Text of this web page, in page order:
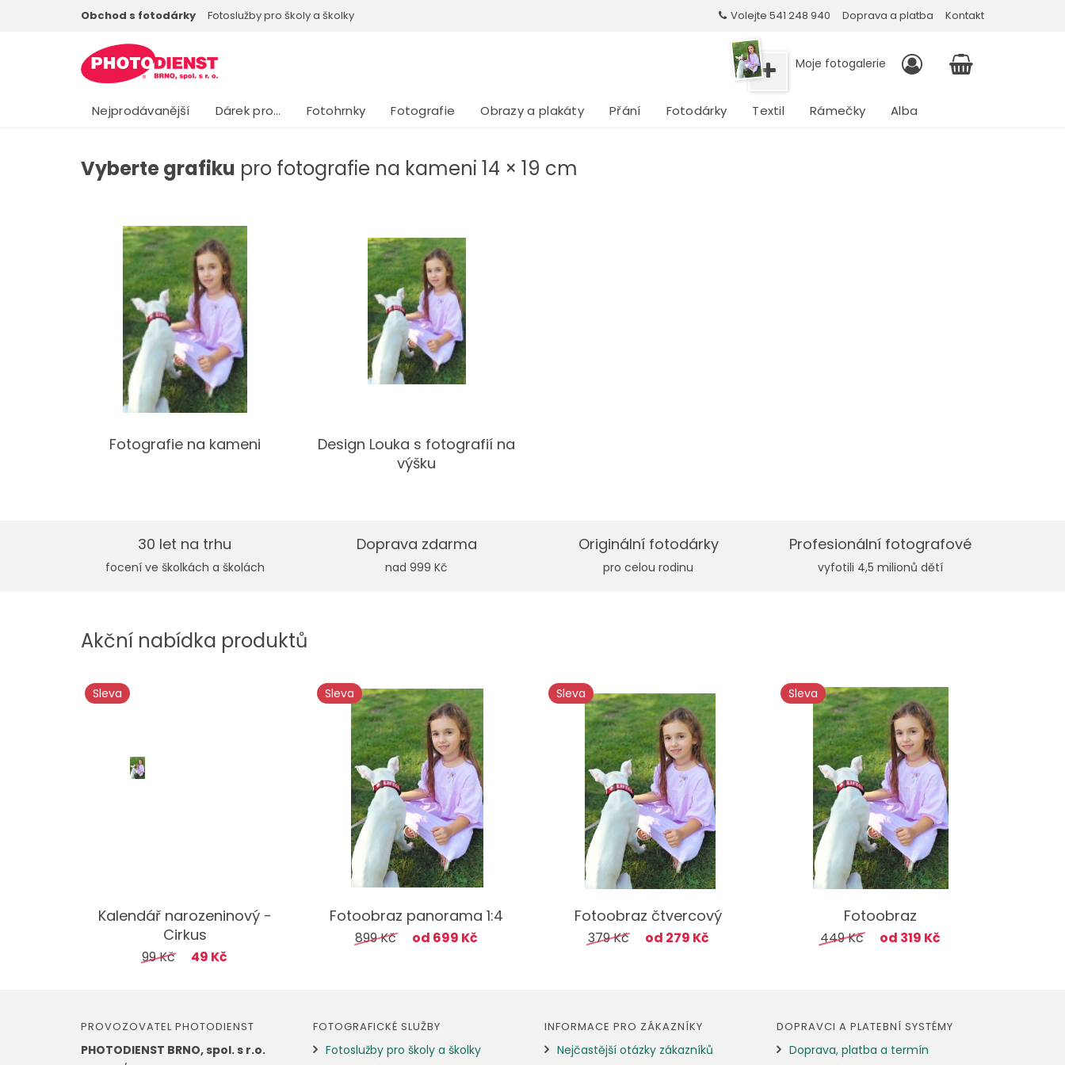
Obchod s fotodárky Fotoslužby pro školy a školky Volejte 541 248 940 Doprava a platba Kontakt
Moje fotogalerie
Nejprodávanější Dárek pro… Fotohrnky Fotografie Obrazy a plakáty Přání Fotodárky Textil Rámečky Alba
Vyberte grafiku pro fotografie na kameni 14 × 19 cm
Fotografie na kameni
Design Louka s fotografií na
výšku
30 let na trhu
focení ve školkách a školách
Doprava zdarma
nad 999 Kč
Originální fotodárky
pro celou rodinu
Profesionální fotografové
vyfotili 4,5 milionů dětí
Akční nabídka produktů
Sleva
Kalendář narozeninový -
Cirkus
99 Kč 49 Kč
Sleva
Fotoobraz panorama 1:4
899 Kč od 699 Kč
Sleva
Fotoobraz čtvercový
379 Kč od 279 Kč
Sleva
Fotoobraz
449 Kč od 319 Kč
PROVOZOVATEL PHOTODIENST
PHOTODIENST BRNO, spol. s r.o.
FOTOGRAFICKÉ SLUŽBY
Fotoslužby pro školy a školky
INFORMACE PRO ZÁKAZNÍKY
Nejčastější otázky zákazníků
DOPRAVCI A PLATEBNÍ SYSTÉMY
Doprava, platba a termín